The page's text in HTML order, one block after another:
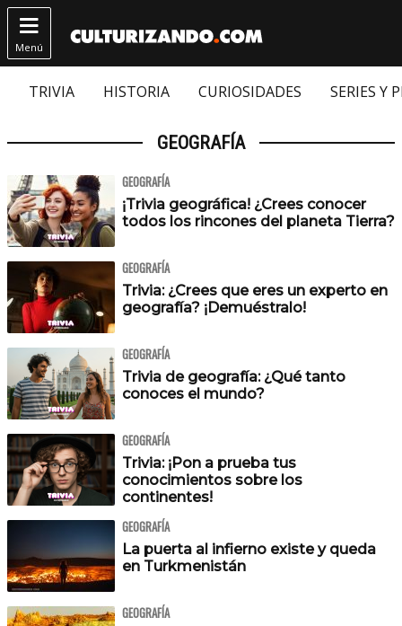

Menú
TRIVIA HISTORIA CURIOSIDADES SERIES Y
GEOGRAFÍA
GEOGRAFÍA
¡Trivia geográfica! ¿Crees conocer
todos los rincones del planeta Tierra?
GEOGRAFÍA
Trivia: ¿Crees que eres un experto en
geografía? ¡Demuéstralo!
GEOGRAFÍA
Trivia de geografía: ¿Qué tanto
conoces el mundo?
GEOGRAFÍA
Trivia: ¡Pon a prueba tus
conocimientos sobre los
continentes!
GEOGRAFÍA
La puerta al infierno existe y queda
en Turkmenistán
GEOGRAFÍA